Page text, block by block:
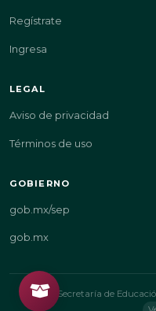
Regístrate
Ingresa
LEGAL
Aviso de privacidad
Términos de uso
GOBIERNO
gob.mx/sep
gob.mx
© 2026 Secretaría de